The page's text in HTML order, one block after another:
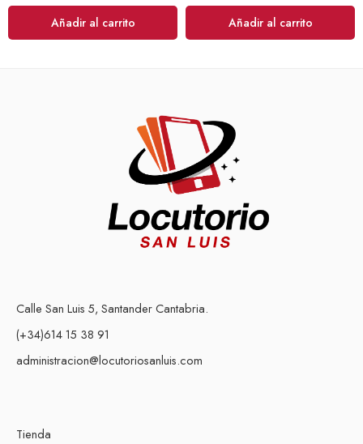
Añadir al carrito Añadir al carrito
Calle San Luis 5, Santander Cantabria.
(+34)614 15 38 91
administracion@locutoriosanluis.com
Tienda